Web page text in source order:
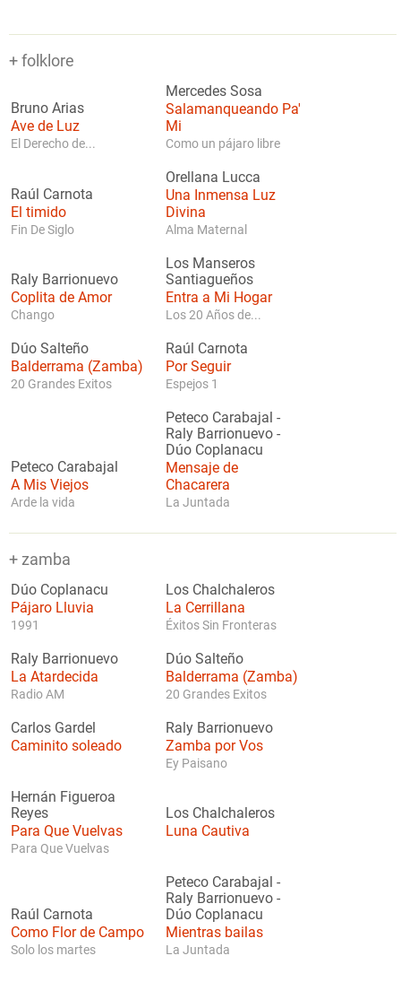
+ folklore
Bruno Arias
Ave de Luz
El Derecho de...
Mercedes Sosa
Salamanqueando Pa'
Mi
Como un pájaro libre
Raúl Carnota
El timido
Fin De Siglo
Orellana Lucca
Una Inmensa Luz
Divina
Alma Maternal
Raly Barrionuevo
Coplita de Amor
Chango
Los Manseros
Santiagueños
Entra a Mi Hogar
Los 20 Años de...
Dúo Salteño
Balderrama (Zamba)
20 Grandes Exitos
Raúl Carnota
Por Seguir
Espejos 1
Peteco Carabajal
A Mis Viejos
Arde la vida
Peteco Carabajal -
Raly Barrionuevo -
Dúo Coplanacu
Mensaje de
Chacarera
La Juntada
+ zamba
Dúo Coplanacu
Pájaro Lluvia
1991
Los Chalchaleros
La Cerrillana
Éxitos Sin Fronteras
Raly Barrionuevo
La Atardecida
Radio AM
Dúo Salteño
Balderrama (Zamba)
20 Grandes Exitos
Carlos Gardel
Caminito soleado
Raly Barrionuevo
Zamba por Vos
Ey Paisano
Hernán Figueroa
Reyes
Para Que Vuelvas
Para Que Vuelvas
Los Chalchaleros
Luna Cautiva
Raúl Carnota
Como Flor de Campo
Solo los martes
Peteco Carabajal -
Raly Barrionuevo -
Dúo Coplanacu
Mientras bailas
La Juntada